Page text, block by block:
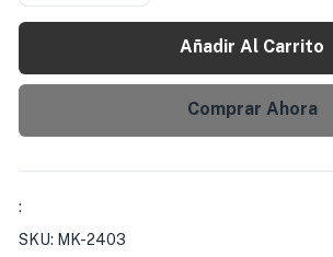
Añadir Al Carrito
Comprar Ahora
:
SKU: MK-2403